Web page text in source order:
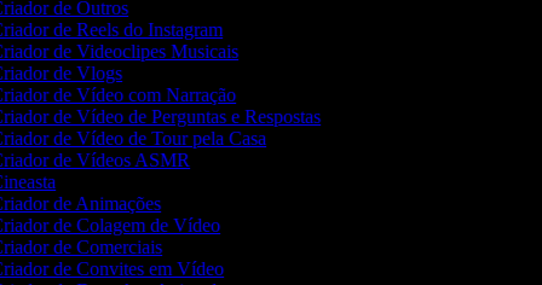
de Outros
de Reels do Instagram
de Videoclipes Musicais
de Vlogs
de Vídeo com Narração
de Vídeo de Perguntas e Respostas
de Vídeo de Tour pela Casa
de Vídeos ASMR
de Animações
de Colagem de Vídeo
de Comerciais
de Convites em Vídeo